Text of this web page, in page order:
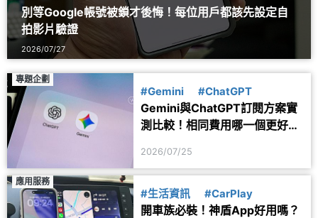
別等Google帳號被鎖才後悔！每位用戶都該先設定自
拍影片驗證
2026/07/27
專題企劃
#Gemini #ChatGPT
Gemini與ChatGPT訂閱方案實
測比較！相同費用哪一個更好
2026/07/25
應用服務
#生活資訊 #CarPlay
開車族必裝！神盾App好用嗎？